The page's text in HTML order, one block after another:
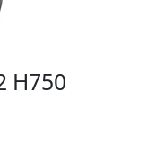
H750